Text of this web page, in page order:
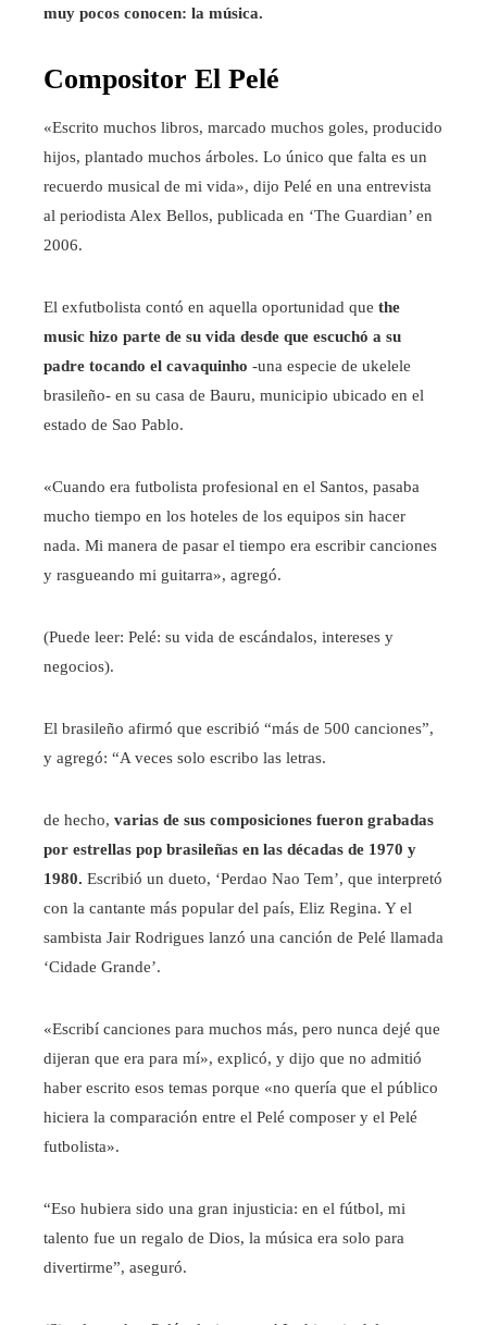
muy pocos conocen: la música.
Compositor El Pelé
«Escrito muchos libros, marcado muchos goles, producido
hijos, plantado muchos árboles. Lo único que falta es un
recuerdo musical de mi vida», dijo Pelé en una entrevista
al periodista Alex Bellos, publicada en ‘The Guardian’ en
2006.
El exfutbolista contó en aquella oportunidad que the
music hizo parte de su vida desde que escuchó a su
padre tocando el cavaquinho -una especie de ukelele
brasileño- en su casa de Bauru, municipio ubicado en el
estado de Sao Pablo.
«Cuando era futbolista profesional en el Santos, pasaba
mucho tiempo en los hoteles de los equipos sin hacer
nada. Mi manera de pasar el tiempo era escribir canciones
y rasgueando mi guitarra», agregó.
(Puede leer: Pelé: su vida de escándalos, intereses y
negocios).
El brasileño afirmó que escribió “más de 500 canciones”,
y agregó: “A veces solo escribo las letras.
de hecho, varias de sus composiciones fueron grabadas
por estrellas pop brasileñas en las décadas de 1970 y
1980. Escribió un dueto, ‘Perdao Nao Tem’, que interpretó
con la cantante más popular del país, Eliz Regina. Y el
sambista Jair Rodrigues lanzó una canción de Pelé llamada
‘Cidade Grande’.
«Escribí canciones para muchos más, pero nunca dejé que
dijeran que era para mí», explicó, y dijo que no admitió
haber escrito esos temas porque «no quería que el público
hiciera la comparación entre el Pelé composer y el Pelé
futbolista».
“Eso hubiera sido una gran injusticia: en el fútbol, ​​mi
talento fue un regalo de Dios, la música era solo para
divertirme”, aseguró.